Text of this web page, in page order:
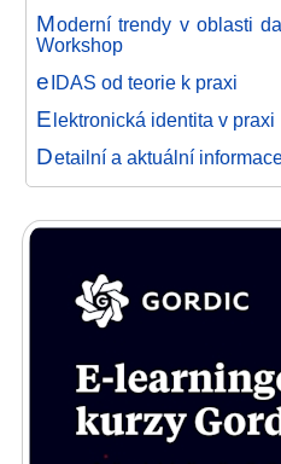
Moderní trendy v oblasti
Workshop
e IDAS od teorie k praxi
E lektronická identita v praxi
Detailní a aktuální